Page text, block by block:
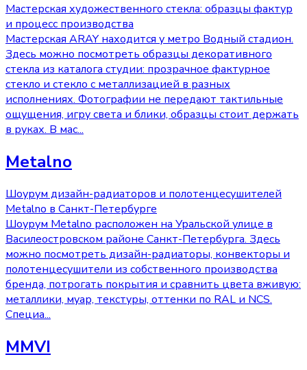
Мастерская художественного стекла: образцы фактур
и процесс производства
Мастерская ARAY находится у метро Водный стадион.
Здесь можно посмотреть образцы декоративного
стекла из каталога студии: прозрачное фактурное
стекло и стекло с металлизацией в разных
исполнениях. Фотографии не передают тактильные
ощущения, игру света и блики, образцы стоит держать
в руках. В мас...
Metalno
Шоурум дизайн-радиаторов и полотенцесушителей
Metalno в Санкт-Петербурге
Шоурум Metalno расположен на Уральской улице в
Василеостровском районе Санкт-Петербурга. Здесь
можно посмотреть дизайн-радиаторы, конвекторы и
полотенцесушители из собственного производства
бренда, потрогать покрытия и сравнить цвета вживую:
металлики, муар, текстуры, оттенки по RAL и NCS.
Специа...
MMVI